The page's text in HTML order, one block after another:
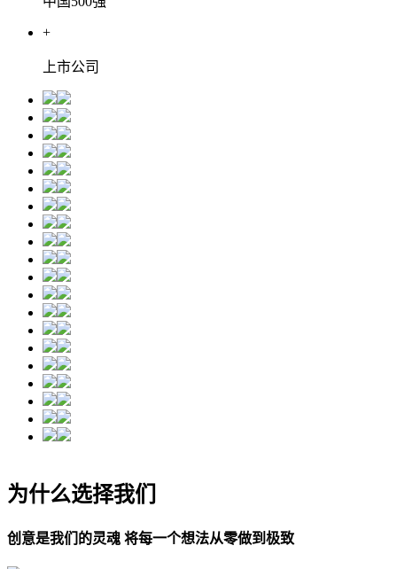
+
上市公司
为什么选择我们
创意是我们的灵魂 将每一个想法从零做到极致